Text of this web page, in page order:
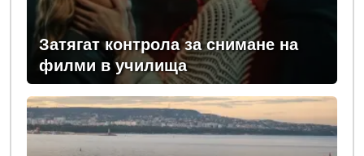
Затягат контрола за снимане на
филми в училища